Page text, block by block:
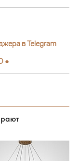
в Telegram
●